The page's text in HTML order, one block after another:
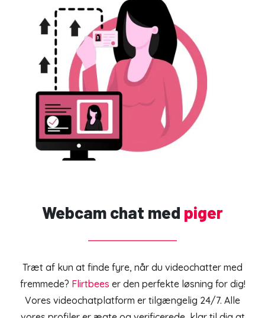
Webcam chat med piger
Træt af kun at finde fyre, når du videochatter med
fremmede? Flirtbees er den perfekte løsning for dig!
Vores videochatplatform er tilgængelig 24/7. Alle